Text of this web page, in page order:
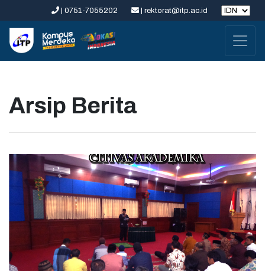
| 0751-7055202 | rektorat@itp.ac.id
Arsip Berita